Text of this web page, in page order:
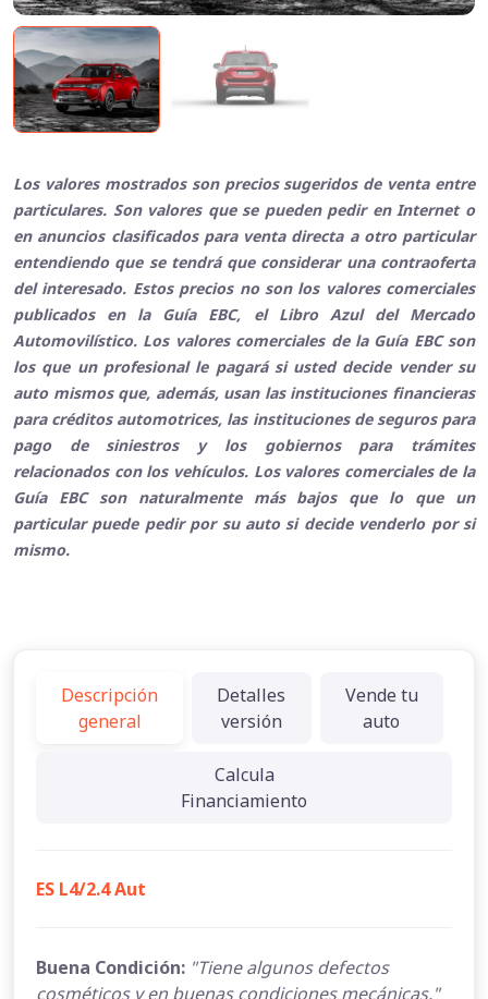
Los valores mostrados son precios sugeridos de venta entre
particulares. Son valores que se pueden pedir en Internet o
en anuncios clasificados para venta directa a otro particular
entendiendo que se tendrá que considerar una contraoferta
del interesado. Estos precios no son los valores comerciales
publicados en la Guía EBC, el Libro Azul del Mercado
Automovilístico. Los valores comerciales de la Guía EBC son
los que un profesional le pagará si usted decide vender su
auto mismos que, además, usan las instituciones financieras
para créditos automotrices, las instituciones de seguros para
pago de siniestros y los gobiernos para trámites
relacionados con los vehículos. Los valores comerciales de la
Guía EBC son naturalmente más bajos que lo que un
particular puede pedir por su auto si decide venderlo por si
mismo.
Descripción
general
Detalles
versión
Vende tu
auto
Calcula
Financiamiento
ES L4/2.4 Aut
Buena Condición: "Tiene algunos defectos
cosméticos y en buenas condiciones mecánicas."